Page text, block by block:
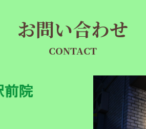
お問い合わせ
CONTACT